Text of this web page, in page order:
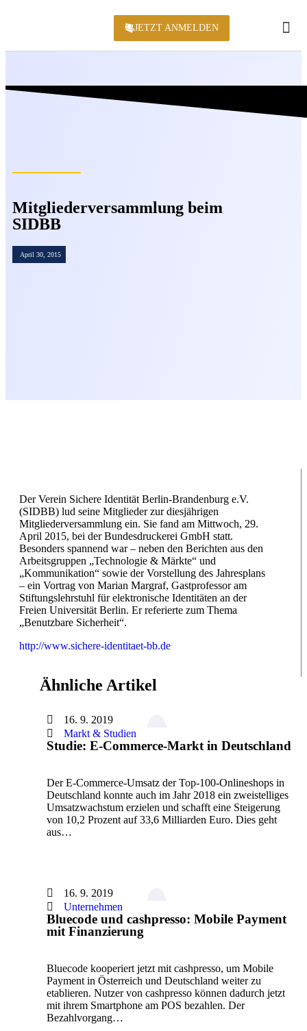
JETZT ANMELDEN
Mitgliederversammlung beim
SIDBB
April 30, 2015
Der Verein Sichere Identität Berlin-Brandenburg e.V.
(SIDBB) lud seine Mitglieder zur diesjährigen
Mitgliederversammlung ein. Sie fand am Mittwoch, 29.
April 2015, bei der Bundesdruckerei GmbH statt.
Besonders spannend war – neben den Berichten aus den
Arbeitsgruppen „Technologie & Märkte“ und
„Kommunikation“ sowie der Vorstellung des Jahresplans
– ein Vortrag von Marian Margraf, Gastprofessor am
Stiftungslehrstuhl für elektronische Identitäten an der
Freien Universität Berlin. Er referierte zum Thema
„Benutzbare Sicherheit“.
http://www.sichere-identitaet-bb.de
Ähnliche Artikel
16. 9. 2019
Markt & Studien
Studie: E-Commerce-Markt in Deutschland
Der E-Commerce-Umsatz der Top-100-Onlineshops in
Deutschland konnte auch im Jahr 2018 ein zweistelliges
Umsatzwachstum erzielen und schafft eine Steigerung
von 10,2 Prozent auf 33,6 Milliarden Euro. Dies geht
aus…
16. 9. 2019
Unternehmen
Bluecode und cashpresso: Mobile Payment
mit Finanzierung
Bluecode kooperiert jetzt mit cashpresso, um Mobile
Payment in Österreich und Deutschland weiter zu
etablieren. Nutzer von cashpresso können dadurch jetzt
mit ihrem Smartphone am POS bezahlen. Der
Bezahlvorgang…